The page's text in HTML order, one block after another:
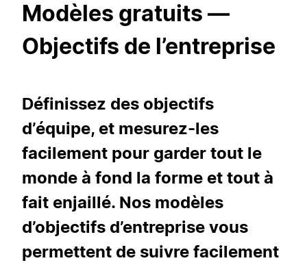
Modèles gratuits —
Objectifs de l’entreprise
Définissez des objectifs
d’équipe, et mesurez-les
facilement pour garder tout le
monde à fond la forme et tout à
fait enjaillé. Nos modèles
d’objectifs d’entreprise vous
permettent de suivre facilement